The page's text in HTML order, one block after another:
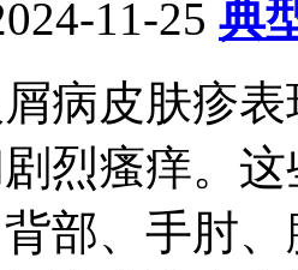
11-25 典
病皮肤疹
烈瘙痒。
部、手肘